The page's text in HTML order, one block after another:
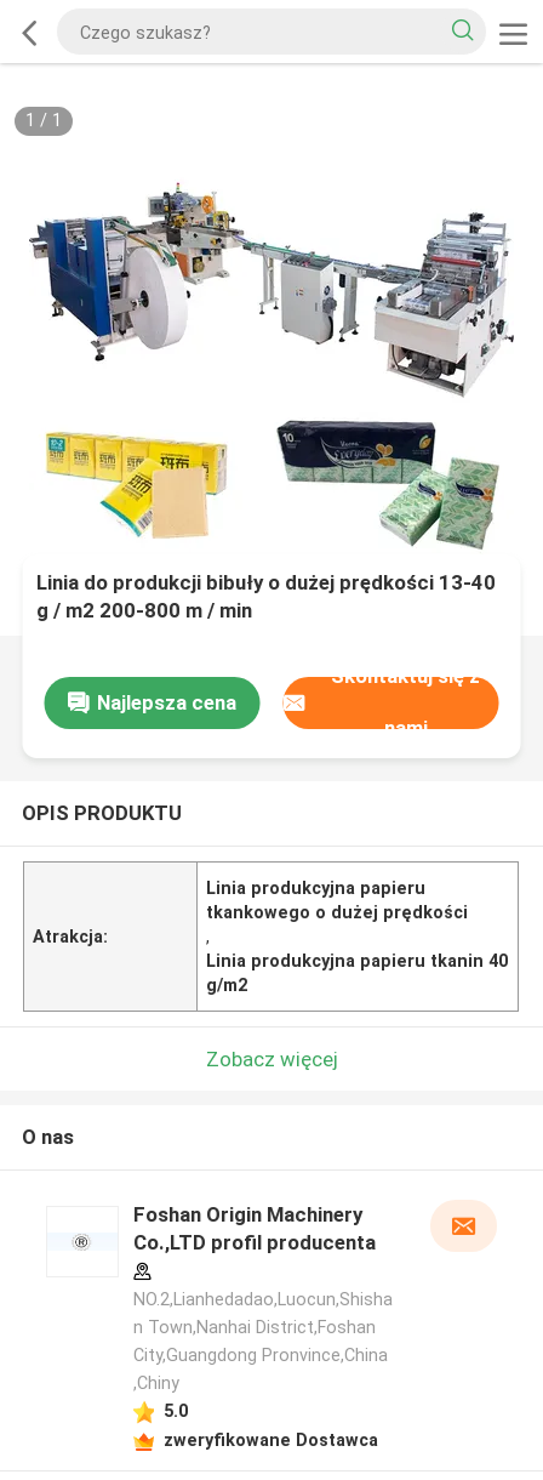
1 / 1
Linia do produkcji bibuły o dużej prędkości 13-40
g / m2 200-800 m / min
Najlepsza cena
Skontaktuj się z
nami
OPIS PRODUKTU
Atrakcja:
Linia produkcyjna papieru
tkankowego o dużej prędkości
,
Linia produkcyjna papieru tkanin 40
g/m2
Zobacz więcej
O nas
Foshan Origin Machinery
Co.,LTD profil producenta
NO.2,Lianhedadao,Luocun,Shisha
n Town,Nanhai District,Foshan
City,Guangdong Pronvince,China
,Chiny
5.0
zweryfikowane Dostawca